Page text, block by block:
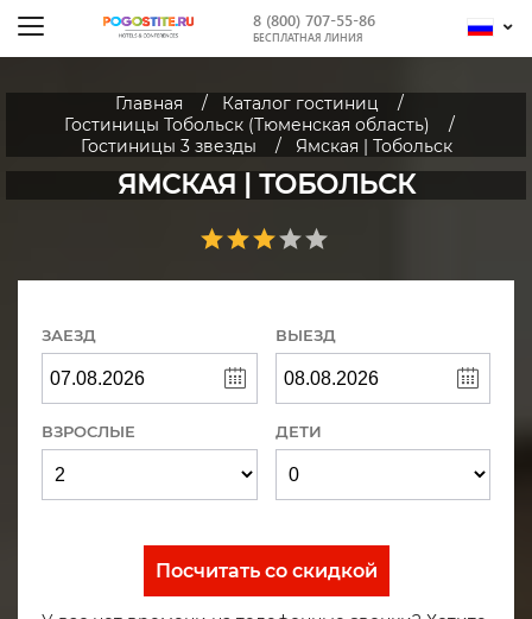
8 (800) 707-55-86
БЕСПЛАТНАЯ ЛИНИЯ
Главная
Каталог гостиниц
Гостиницы Тобольск (Тюменская область)
Гостиницы 3 звезды
Ямская | Тобольск
ЯМСКАЯ | ТОБОЛЬСК
ЗАЕЗД ВЫЕЗД
ВЗРОСЛЫЕ ДЕТИ
Посчитать со скидкой